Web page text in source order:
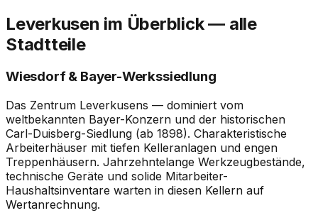
Leverkusen im Überblick — alle
Stadtteile
Wiesdorf & Bayer-Werkssiedlung
Das Zentrum Leverkusens — dominiert vom
weltbekannten Bayer-Konzern und der historischen
Carl-Duisberg-Siedlung (ab 1898). Charakteristische
Arbeiterhäuser mit tiefen Kelleranlagen und engen
Treppenhäusern. Jahrzehntelange Werkzeugbestände,
technische Geräte und solide Mitarbeiter-
Haushaltsinventare warten in diesen Kellern auf
Wertanrechnung.